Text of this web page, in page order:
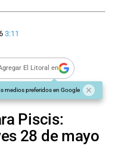
3:11
El Litoral en
medios preferidos en Google
Piscis:
28 de mayo